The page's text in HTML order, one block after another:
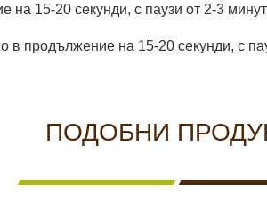
на 15-20 секунди, с паузи от 2-3
в продължение на 15-20 секунди, с
ПОДОБНИ